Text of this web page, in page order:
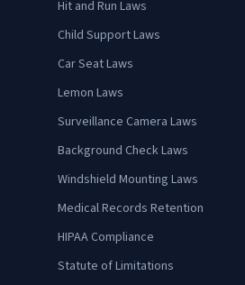
Hit and Run Laws
Child Support Laws
Car Seat Laws
Lemon Laws
Surveillance Camera Laws
Background Check Laws
Windshield Mounting Laws
Medical Records Retention
HIPAA Compliance
Statute of Limitations